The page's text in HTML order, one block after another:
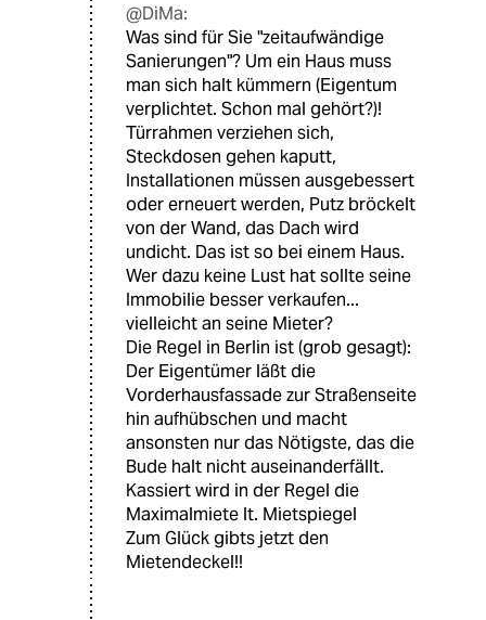
@DiMa:
Was sind für Sie "zeitaufwändige
Sanierungen"? Um ein Haus muss
man sich halt kümmern (Eigentum
verplichtet. Schon mal gehört?)!
Türrahmen verziehen sich,
Steckdosen gehen kaputt,
Installationen müssen ausgebessert
oder erneuert werden, Putz bröckelt
von der Wand, das Dach wird
undicht. Das ist so bei einem Haus.
Wer dazu keine Lust hat sollte seine
Immobilie besser verkaufen...
vielleicht an seine Mieter?
Die Regel in Berlin ist (grob gesagt):
Der Eigentümer läßt die
Vorderhausfassade zur Straßenseite
hin aufhübschen und macht
ansonsten nur das Nötigste, das die
Bude halt nicht auseinanderfällt.
Kassiert wird in der Regel die
Maximalmiete lt. Mietspiegel
Zum Glück gibts jetzt den
Mietendeckel!!